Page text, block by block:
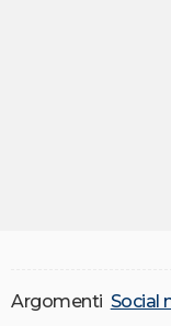
Argomenti Social